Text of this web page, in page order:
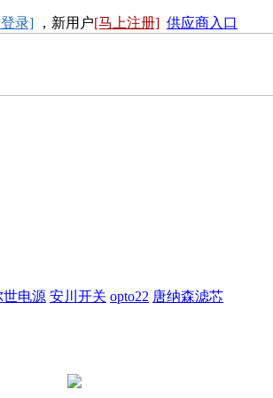
录] ，新用户[马上注册] 供应商入口
世电源 安川开关 opto22 唐纳森滤芯